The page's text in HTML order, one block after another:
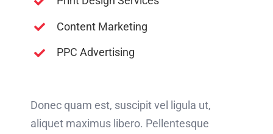
Content Marketing
PPC Advertising
Donec quam est, suscipit vel ligula ut,
aliquet maximus libero. Pellentesque